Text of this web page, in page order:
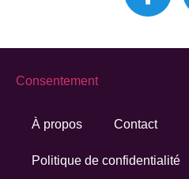
À propos Contact
Politique de confidentialité
Consentement